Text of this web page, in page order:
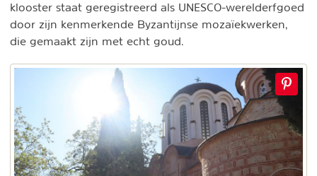
klooster staat geregistreerd als UNESCO-werelderfgoed
door zijn kenmerkende Byzantijnse mozaïekwerken,
die gemaakt zijn met echt goud.